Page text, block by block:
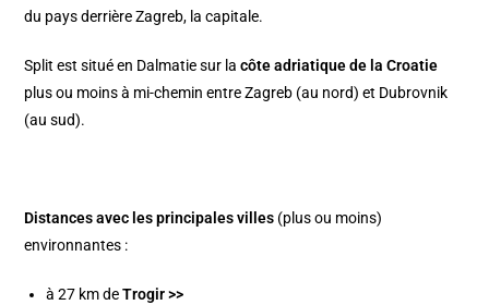
du pays derrière Zagreb, la capitale.
Split estsitué en Dalmatie sur lacôte adriatique de la Croatie
plus ou moins à mi-chemin entre Zagreb (au nord) et Dubrovnik
(au sud).
Distances avec les principales villes (plus ou moins)
environnantes :
à 27 km deTrogir >>